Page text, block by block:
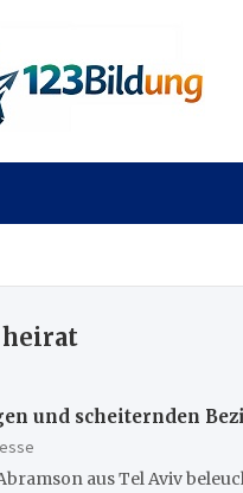
heirat
und scheiternden
aus Tel Aviv